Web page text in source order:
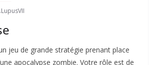
LupusVII
jeu de grande stratégie prenant place
apocalypse zombie. Votre rôle est de